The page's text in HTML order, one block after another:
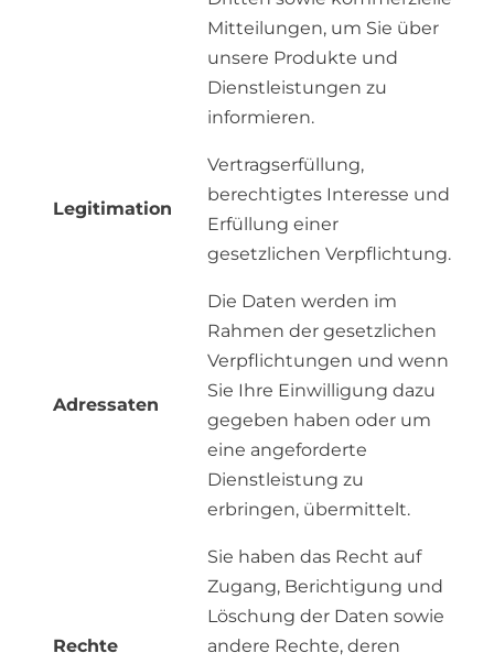
Mitteilungen, um Sie über
unsere Produkte und
Dienstleistungen zu
informieren.
Legitimation
Vertragserfüllung,
berechtigtes Interesse und
Erfüllung einer
gesetzlichen Verpflichtung.
Adressaten
Die Daten werden im
Rahmen der gesetzlichen
Verpflichtungen und wenn
Sie Ihre Einwilligung dazu
gegeben haben oder um
eine angeforderte
Dienstleistung zu
erbringen, übermittelt.
Rechte
Sie haben das Recht auf
Zugang, Berichtigung und
Löschung der Daten sowie
andere Rechte, deren